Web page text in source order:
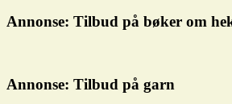
Annonse: Tilbud på bøker om
Annonse: Tilbud på garn